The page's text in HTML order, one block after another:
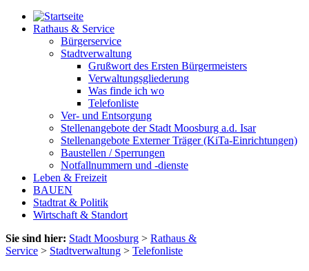
Rathaus & Service
Bürgerservice
Stadtverwaltung
Grußwort des Ersten Bürgermeisters
Verwaltungsgliederung
Was finde ich wo
Telefonliste
Ver- und Entsorgung
Stellenangebote der Stadt Moosburg a.d. Isar
Stellenangebote Externer Träger (KiTa-Einrichtungen)
Baustellen / Sperrungen
Notfallnummern und -dienste
Leben & Freizeit
BAUEN
Stadtrat & Politik
Wirtschaft & Standort
Sie sind hier: Stadt Moosburg > Rathaus &
Service > Stadtverwaltung > Telefonliste